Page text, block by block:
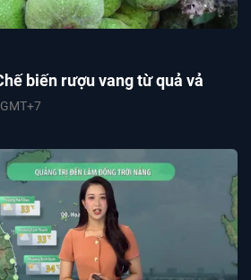
biến rượu vang từ quả vả